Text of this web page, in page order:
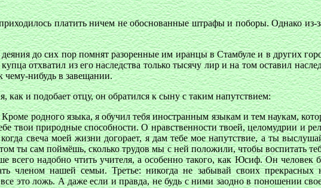
платить ничем не обоснованные штрафы и поборы. Однако из-
до сих пор помнят разоренные им иранцы в Стамбуле и в других
отхватил из его наследства только тысячу лир и на том оставил
чему-нибудь в завещании.
как и подобает отцу, он обратился к сыну с таким напутствием:
родного языка, я обучил тебя иностранным языкам и тем наукам,
твои природные способности. О нравственности твоей, целомудрии и
свеча моей жизни догорает, я дам тебе мое напутствие, а ты
ты сам поймёшь, сколько трудов мы с ней положили, чтобы воспитать
надобно чтить учителя, а особенно такого, как Юсиф. Он человек
членом нашей семьи. Третье: никогда не забывай своих прекрасных
это ложь. А даже если и правда, не будь с ними заодно в поношении